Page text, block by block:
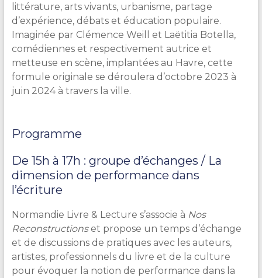
littérature, arts vivants, urbanisme, partage
d’expérience, débats et éducation populaire.
Imaginée par Clémence Weill et Laëtitia Botella,
comédiennes et respectivement autrice et
metteuse en scène, implantées au Havre, cette
formule originale se déroulera d’octobre 2023 à
juin 2024 à travers la ville.
Programme
De 15h à 17h : groupe d’échanges / La
dimension de performance dans
l’écriture
Normandie Livre & Lecture s’associe à Nos
Reconstructions et propose un temps d’échange
et de discussions de pratiques avec les auteurs,
artistes, professionnels du livre et de la culture
pour évoquer la notion de performance dans la